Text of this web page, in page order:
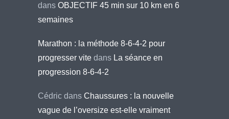
dans OBJECTIF 45 min sur 10 km en 6
semaines
Marathon : la méthode 8-6-4-2 pour
progresser vite dans La séance en
progression 8-6-4-2
Cédric dans Chaussures : la nouvelle
vague de l’oversize est-elle vraiment